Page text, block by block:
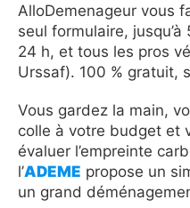
AlloDemenageur vous
seul formulaire,
24 h, et tous les pros
Urssaf). 100 % gratuit,
Vous gardez la main,
colle à votre budget et
évaluer l’empreinte
l’ADEME propose un
un grand